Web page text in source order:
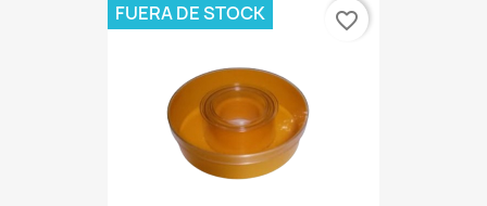
FUERA DE STOCK favorite_border